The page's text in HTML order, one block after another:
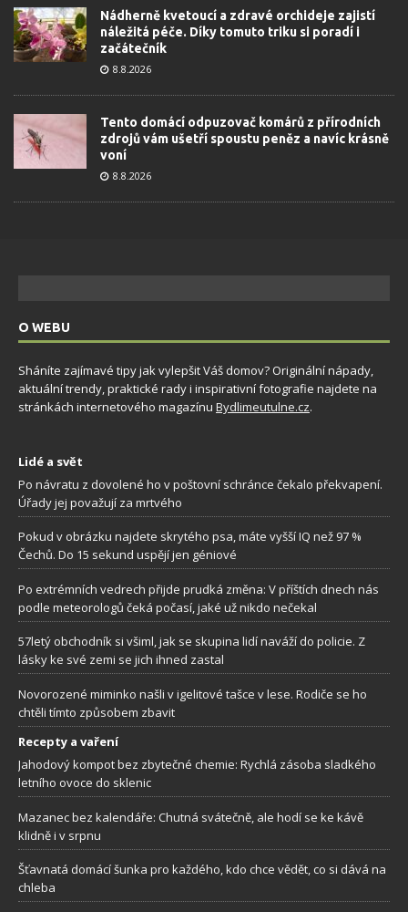
Nádherně kvetoucí a zdravé orchideje zajistí
náležitá péče. Díky tomuto triku si poradí i
začátečník
8.8.2026
Tento domácí odpuzovač komárů z přírodních
zdrojů vám ušetří spoustu peněz a navíc krásně
voní
8.8.2026
O WEBU
Sháníte zajímavé tipy jak vylepšit Váš domov? Originální nápady,
aktuální trendy, praktické rady i inspirativní fotografie najdete na
stránkách internetového magazínu Bydlimeutulne.cz.
Lidé a svět
Po návratu z dovolené ho v poštovní schránce čekalo překvapení.
Úřady jej považují za mrtvého
Pokud v obrázku najdete skrytého psa, máte vyšší IQ než 97 %
Čechů. Do 15 sekund uspějí jen géniové
Po extrémních vedrech přijde prudká změna: V příštích dnech nás
podle meteorologů čeká počasí, jaké už nikdo nečekal
57letý obchodník si všiml, jak se skupina lidí naváží do policie. Z
lásky ke své zemi se jich ihned zastal
Novorozené miminko našli v igelitové tašce v lese. Rodiče se ho
chtěli tímto způsobem zbavit
Recepty a vaření
Jahodový kompot bez zbytečné chemie: Rychlá zásoba sladkého
letního ovoce do sklenic
Mazanec bez kalendáře: Chutná svátečně, ale hodí se ke kávě
klidně i v srpnu
Šťavnatá domácí šunka pro každého, kdo chce vědět, co si dává na
chleba